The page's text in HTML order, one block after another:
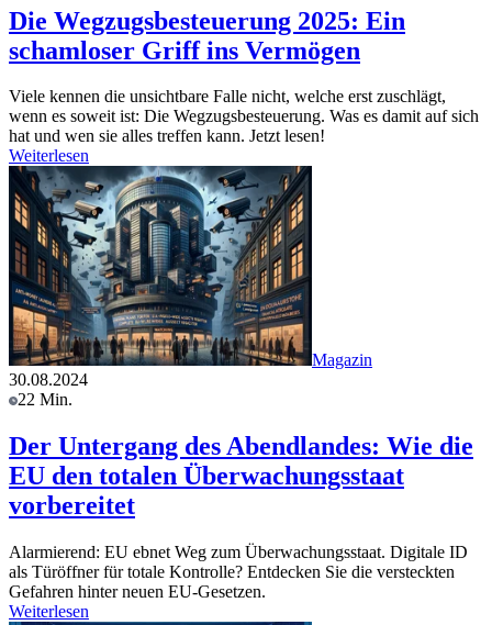
Die Wegzugsbesteuerung 2025: Ein
schamloser Griff ins Vermögen
Viele kennen die unsichtbare Falle nicht, welche erst zuschlägt,
wenn es soweit ist: Die Wegzugsbesteuerung. Was es damit auf sich
hat und wen sie alles treffen kann. Jetzt lesen!
Weiterlesen
Magazin
30.08.2024
22 Min.
Der Untergang des Abendlandes: Wie die
EU den totalen Überwachungsstaat
vorbereitet
Alarmierend: EU ebnet Weg zum Überwachungsstaat. Digitale ID
als Türöffner für totale Kontrolle? Entdecken Sie die versteckten
Gefahren hinter neuen EU-Gesetzen.
Weiterlesen